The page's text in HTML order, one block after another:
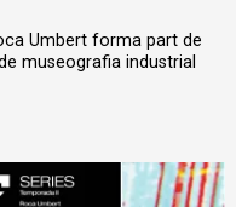
Umbert forma part de
museografia industrial